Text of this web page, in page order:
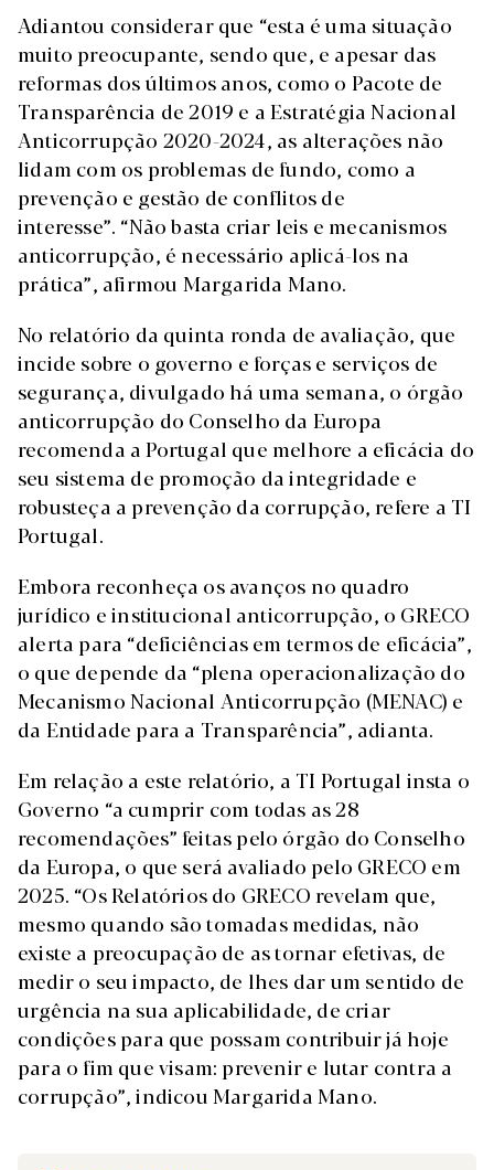
Adiantou considerar que “esta é uma situação
muito preocupante, sendo que, e apesar das
reformas dos últimos anos, como o Pacote de
Transparência de 2019 e a Estratégia Nacional
Anticorrupção 2020-2024, as alterações não
lidam com os problemas de fundo, como a
prevenção e gestão de conflitos de
interesse”. “Não basta criar leis e mecanismos
anticorrupção, é necessário aplicá-los na
prática”, afirmou Margarida Mano.
No relatório da quinta ronda de avaliação, que
incide sobre o governo e forças e serviços de
segurança, divulgado há uma semana, o órgão
anticorrupção do Conselho da Europa
recomenda a Portugal que melhore a eficácia do
seu sistema de promoção da integridade e
robusteça a prevenção da corrupção, refere a TI
Portugal.
Embora reconheça os avanços no quadro
jurídico e institucional anticorrupção, o GRECO
alerta para “deficiências em termos de eficácia”,
o que depende da “plena operacionalização do
Mecanismo Nacional Anticorrupção (MENAC) e
da Entidade para a Transparência”, adianta.
Em relação a este relatório, a TI Portugal insta o
Governo “a cumprir com todas as 28
recomendações” feitas pelo órgão do Conselho
da Europa, o que será avaliado pelo GRECO em
2025. “Os Relatórios do GRECO revelam que,
mesmo quando são tomadas medidas, não
existe a preocupação de as tornar efetivas, de
medir o seu impacto, de lhes dar um sentido de
urgência na sua aplicabilidade, de criar
condições para que possam contribuir já hoje
para o fim que visam: prevenir e lutar contra a
corrupção”, indicou Margarida Mano.